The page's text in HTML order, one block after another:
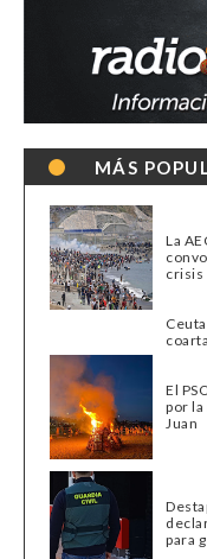
MÁS
La
crisis
El
por la
Juan
para